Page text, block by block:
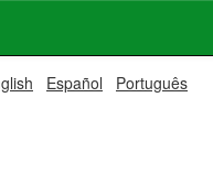
Español Português